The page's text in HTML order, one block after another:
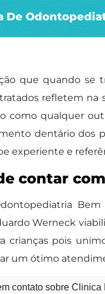
De
que quando se
refletem na
como qualquer
dentário dos
experiente e
contar
Werneck
crianças pois
um ótimo
contato sobre